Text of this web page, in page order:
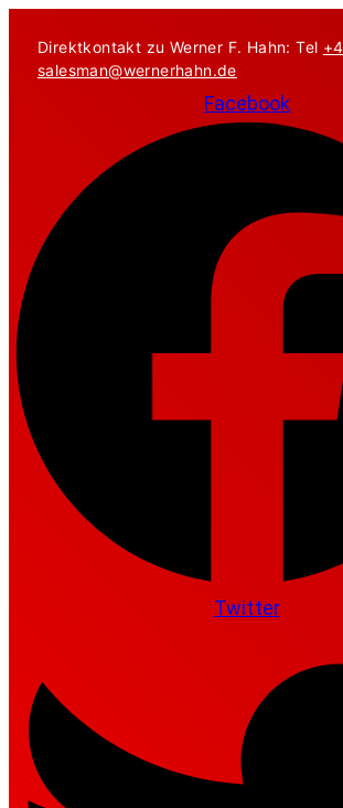
Inhalt
springen
Direktkontakt zu Werner F. Hahn: Tel
salesman@wernerhahn.de
Facebook
Twitter